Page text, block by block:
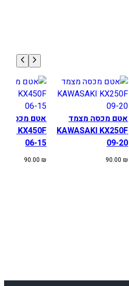
אטם מכסה מצמד
KAWASAKI KX250F
09-20
90.00₪
אטם מכסה
KX450F
06-15
90.00₪